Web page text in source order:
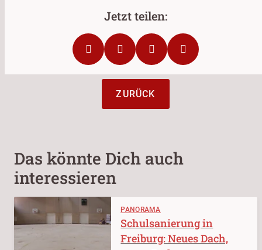
ZURÜCK
Das könnte Dich auch
interessieren
PANORAMA
Schulsanierung in
Freiburg: Neues Dach,